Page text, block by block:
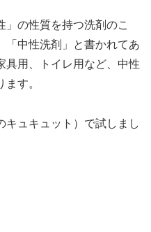
」の性質を持つ洗剤のこ
「中性洗剤」と書かれてあ
具用、トイレ用など、中性
す。
キュキュット）で試しまし